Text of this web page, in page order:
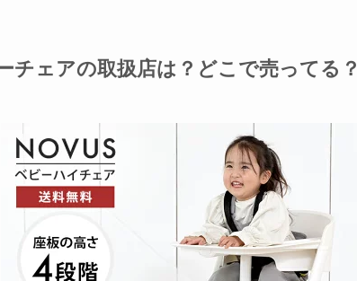
チェアの取扱店は？どこで売ってる？